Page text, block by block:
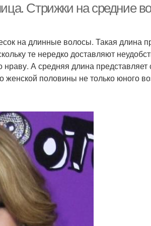
Стрижки на средние
на длинные волосы. Такая длина
те нередко доставляют
А средняя длина представляет
половины не только юного